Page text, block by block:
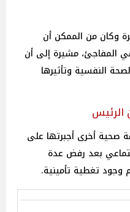
وكان من الممكن أن
المفاجئ، مشيرة إلى أن
النفسية وتأثيرها
الرئيس
صحية أخرى أجبرتها على
بعد رفض عدة
تغطية تأمينية.